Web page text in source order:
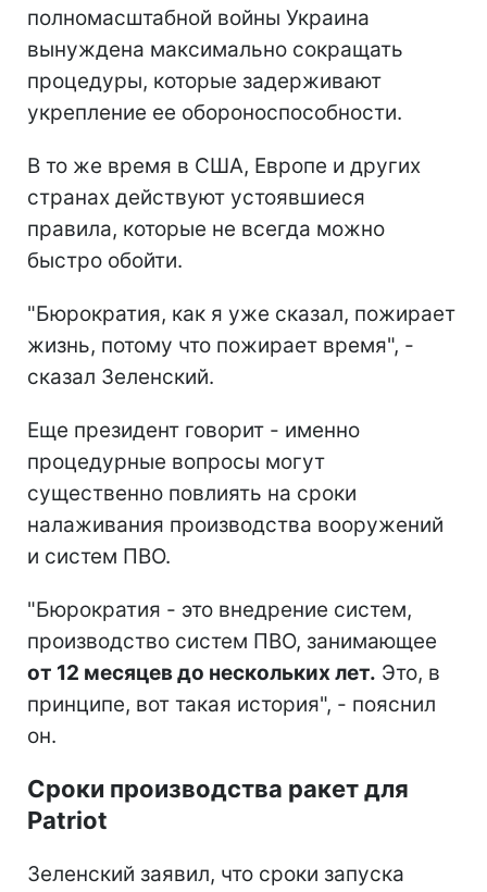
полномасштабной войны Украина
вынуждена максимально сокращать
процедуры, которые задерживают
укрепление ее обороноспособности.
В то же время в США, Европе и других
странах действуют устоявшиеся
правила, которые не всегда можно
быстро обойти.
"Бюрократия, как я уже сказал, пожирает
жизнь, потому что пожирает время", -
сказал Зеленский.
Еще президент говорит - именно
процедурные вопросы могут
существенно повлиять на сроки
налаживания производства вооружений
и систем ПВО.
"Бюрократия - это внедрение систем,
производство систем ПВО, занимающее
от 12 месяцев до нескольких лет. Это, в
принципе, вот такая история", - пояснил
он.
Сроки производства ракет для
Patriot
Зеленский заявил, что сроки запуска